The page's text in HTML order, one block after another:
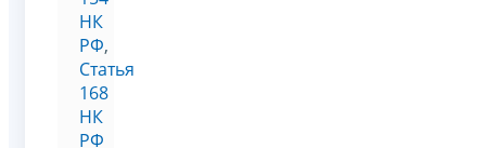
НК
РФ,
Статья
168
НК
РФ